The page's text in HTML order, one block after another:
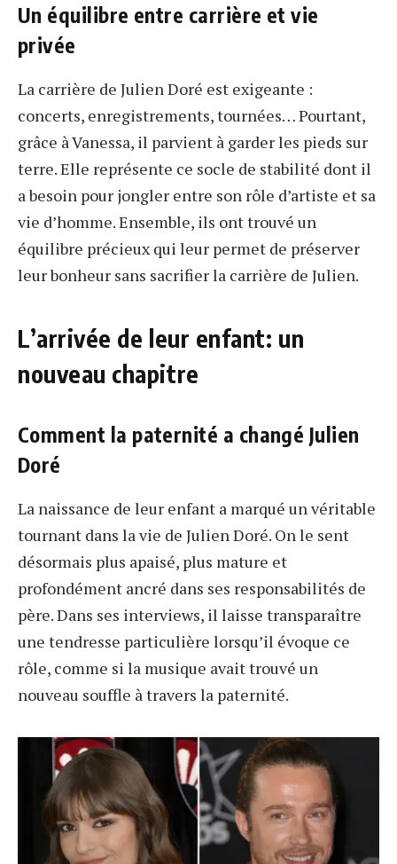
Un équilibre entre carrière et vie
privée
La carrière de Julien Doré est exigeante :
concerts, enregistrements, tournées… Pourtant,
grâce à Vanessa, il parvient à garder les pieds sur
terre. Elle représente ce socle de stabilité dont il
a besoin pour jongler entre son rôle d’artiste et sa
vie d’homme. Ensemble, ils ont trouvé un
équilibre précieux qui leur permet de préserver
leur bonheur sans sacrifier la carrière de Julien.
L’arrivée de leur enfant: un
nouveau chapitre
Comment la paternité a changé Julien
Doré
La naissance de leur enfant a marqué un véritable
tournant dans la vie de Julien Doré. On le sent
désormais plus apaisé, plus mature et
profondément ancré dans ses responsabilités de
père. Dans ses interviews, il laisse transparaître
une tendresse particulière lorsqu’il évoque ce
rôle, comme si la musique avait trouvé un
nouveau souffle à travers la paternité.